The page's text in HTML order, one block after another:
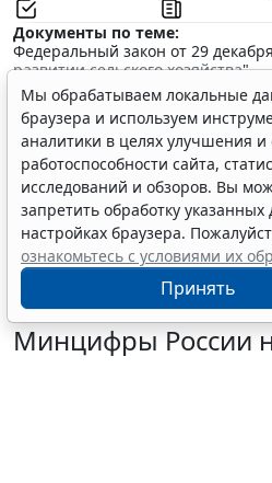
Документы по теме:
Федеральный закон от 29
развитии сельского хозяйства"
Читайте также:
Как учесть суммы
автоматизированной УСН
Роспотребнадзор описал
в гостиничный номер
В России появится единая
туристической отрасли
Роспотребнадзор рассказал о
приобретении летних туров
Минцифры России
Мы обрабатываем локальные
браузера и используем
аналитики в целях улучшения и
работоспособности сайта,
исследований и обзоров. Вы
запретить обработку
настройках браузера.
ознакомьтесь с условиями их
Принять